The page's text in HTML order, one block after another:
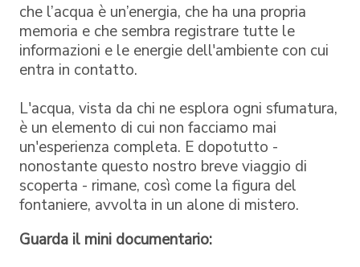
che l’acqua è un’energia, che ha una propria
memoria e che sembra registrare tutte le
informazioni e le energie dell'ambiente con cui
entra in contatto.
L'acqua, vista da chi ne esplora ogni sfumatura,
è un elemento di cui non facciamo mai
un'esperienza completa. E dopotutto -
nonostante questo nostro breve viaggio di
scoperta - rimane, così come la figura del
fontaniere, avvolta in un alone di mistero.
Guarda il mini documentario: